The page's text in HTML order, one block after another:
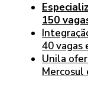
150
40 vagas
Unila
Mercosul